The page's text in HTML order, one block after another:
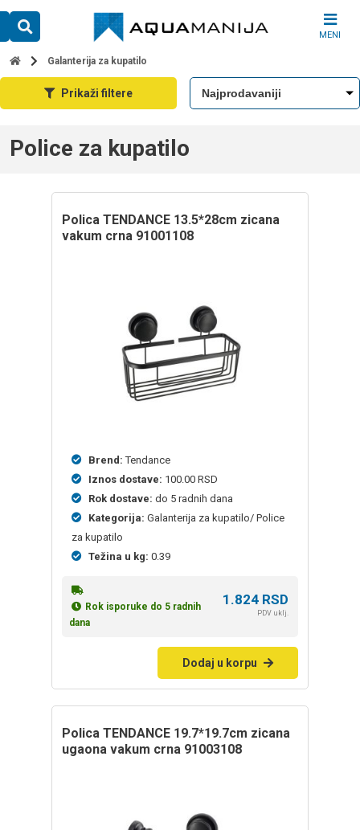
content
MENI
Galanterija za kupatilo
Prikaži filtere
Police za kupatilo
polica TENDANCE 13.5*28cm zicana
vakum crna 91001108
Brend: Tendance
Iznos dostave: 100.00 RSD
Rok dostave: do 5 radnih dana
Kategorija: Galanterija za kupatilo/ Police
za kupatilo
Težina u kg: 0.39
Rok isporuke do 5 radnih
dana
1.824 RSD
PDV uklj.
Dodaj u korpu
polica TENDANCE 19.7*19.7cm zicana
ugaona vakum crna 91003108